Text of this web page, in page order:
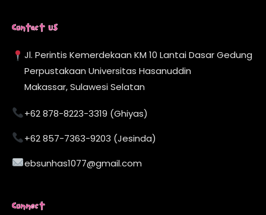
Contact Us
Jl. Perintis Kemerdekaan KM 10 Lantai Dasar Gedung
Perpustakaan Universitas Hasanuddin
Makassar, Sulawesi Selatan
+62 878-8223-3319 (Ghiyas)
+62 857-7363-9203 (Jesinda)
ebsunhas1077@gmail.com
Connect